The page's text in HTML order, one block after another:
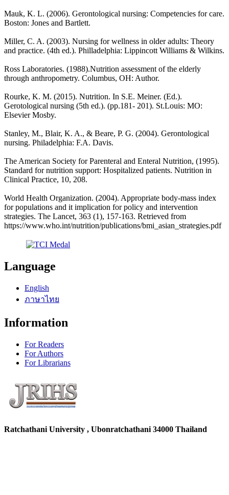
Mauk, K. L. (2006). Gerontological nursing: Competencies for care.
Boston: Jones and Bartlett.
Miller, C. A. (2003). Nursing for wellness in older adults: Theory
and practice. (4th ed.). Philladelphia: Lippincott Williams & Wilkins.
Ross Laboratories. (1988).Nutrition assessment of the elderly
through anthropometry. Columbus, OH: Author.
Rourke, K. M. (2015). Nutrition. In S.E. Meiner. (Ed.).
Gerotological nursing (5th ed.). (pp.181- 201). St.Louis: MO:
Elsevier Mosby.
Stanley, M., Blair, K. A., & Beare, P. G. (2004). Gerontological
nursing. Philadelphia: F.A. Davis.
The American Society for Parenteral and Enteral Nutrition, (1995).
Standard for nutrition support: Hospitalized patients. Nutrition in
Clinical Practice, 10, 208.
World Health Organization. (2004). Appropriate body-mass index
for populations and it implication for policy and intervention
strategies. The Lancet, 363 (1), 157-163. Retrieved from
https://www.who.int/nutrition/publications/bmi_asian_strategies.pdf
Language
English
ภาษาไทย
Information
For Readers
For Authors
For Librarians
Ratchathani University , Ubonratchathani 34000 Thailand